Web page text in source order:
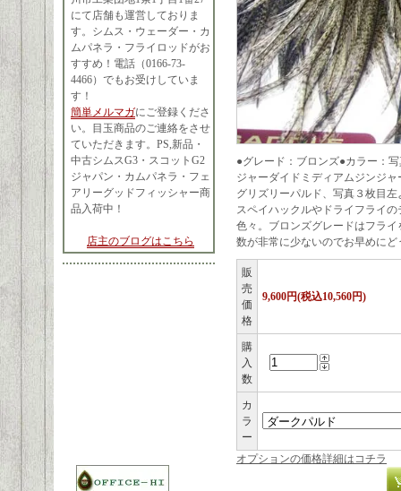
にて店舗も運営しておりま
す。シムス・ウェーダー・カ
ムパネラ・フライロッドがお
すすめ！電話（0166-73-
4466）でもお受けしていま
す！
簡単メルマガにご登録くださ
い。目玉商品のご連絡をさせ
ていただきます。PS,新品・
中古シムスG3・スコットG2
ジャパン・カムパネラ・フェ
アリーグッドフィッシャー商
品入荷中！
店主のブログはこちら
●グレード：ブロンズ●カラー：
ジャーダイドミディアムジンジ
グリズリーパルド、写真３枚目
スペイハックルやドライフライ
色々。ブロンズグレードはフラ
数が非常に少ないのでお早めにど
販
売
価
格
9,600円(税込10,560円)
購
入
数
カ
ラ
ー
オプションの価格詳細はコチラ